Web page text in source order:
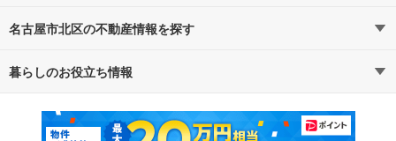
路線・駅から探す
通勤・通学時間から探す
名古屋市北区の不動産情報を探す
不動産・住宅
新築マンション 中古マンション
暮らしのお役立ち情報
マンションカタログ 教えて！住まいの先生